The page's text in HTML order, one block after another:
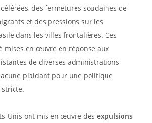
des fermetures soudaines de
et des pressions sur les
dans les villes frontalières. Ces
mises en œuvre en réponse aux
de diverses administrations
plaidant pour une politique
Unis ont mis en œuvre des expulsions